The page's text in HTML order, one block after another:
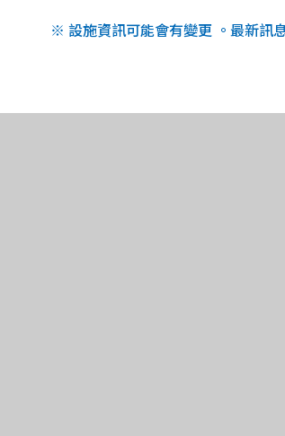
※ 設施資訊可能會有變更 。最新訊